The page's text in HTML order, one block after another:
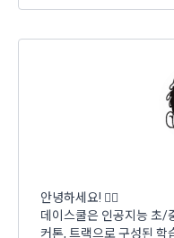
스를 제공할 수 있다.
3. "회사"는 안정적인 서
링 용도로 "사이트" 운영
제 9 조 (구매신청 및 개인
여 구매를 신청하며, “회
서 다음의 각 내용을 알
니다.
유료 서비스 제공에 따
및 서비스의 배송을 위하
이벤트 정보 및 참여기
프로모션 목적으로 개인정
서비스 이용기록과 접속
비스 분석 및 통계에 따
안녕하세요! 🙋‍♀️
데이스쿨은 인공지능 초/
커톤, 트랙으로 구성된 학